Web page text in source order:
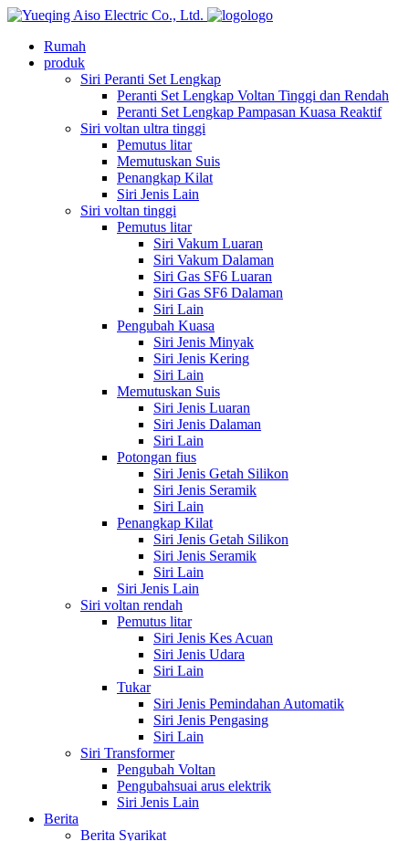
logo
Rumah
produk
Siri Peranti Set Lengkap
Peranti Set Lengkap Voltan Tinggi dan Rendah
Peranti Set Lengkap Pampasan Kuasa Reaktif
Siri voltan ultra tinggi
Pemutus litar
Memutuskan Suis
Penangkap Kilat
Siri Jenis Lain
Siri voltan tinggi
Pemutus litar
Siri Vakum Luaran
Siri Vakum Dalaman
Siri Gas SF6 Luaran
Siri Gas SF6 Dalaman
Siri Lain
Pengubah Kuasa
Siri Jenis Minyak
Siri Jenis Kering
Siri Lain
Memutuskan Suis
Siri Jenis Luaran
Siri Jenis Dalaman
Siri Lain
Potongan fius
Siri Jenis Getah Silikon
Siri Jenis Seramik
Siri Lain
Penangkap Kilat
Siri Jenis Getah Silikon
Siri Jenis Seramik
Siri Lain
Siri Jenis Lain
Siri voltan rendah
Pemutus litar
Siri Jenis Kes Acuan
Siri Jenis Udara
Siri Lain
Tukar
Siri Jenis Pemindahan Automatik
Siri Jenis Pengasing
Siri Lain
Siri Transformer
Pengubah Voltan
Pengubahsuai arus elektrik
Siri Jenis Lain
Berita
Berita Syarikat